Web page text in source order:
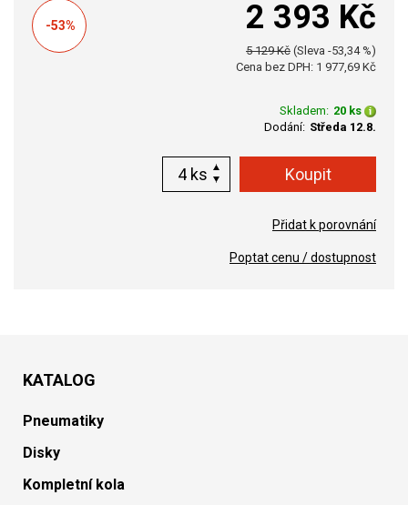
-53% 2 393 Kč
5 129 Kč (Sleva -53,34 %)
Cena bez DPH: 1 977,69 Kč
Skladem: 20 ks
Dodání: Středa 12.8.
ks
Přidat k porovnání
Poptat cenu / dostupnost
KATALOG
Pneumatiky
Disky
Kompletní kola